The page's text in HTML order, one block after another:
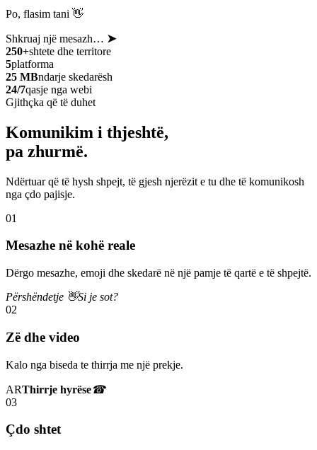
Po, flasim tani 👋
Shkruaj një mesazh… ➤
250+shtete dhe territore
5platforma
25 MBndarje skedarësh
24/7qasje nga webi
Gjithçka që të duhet
Komunikim i thjeshtë,
pa zhurmë.
Ndërtuar që të hysh shpejt, të gjesh njerëzit e tu dhe të komunikosh
nga çdo pajisje.
01
Mesazhe në kohë reale
Dërgo mesazhe, emoji dhe skedarë në një pamje të qartë e të shpejtë.
Përshëndetje 👋Si je sot?
02
Zë dhe video
Kalo nga biseda te thirrja me një prekje.
ARThirrje hyrëse☎
03
Çdo shtet